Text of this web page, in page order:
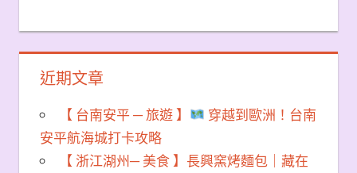
近期文章
【 台南安平 ─ 旅遊 】
穿越到歐洲！台南
安平航海城打卡攻略
【 浙江湖州─ 美食 】長興窯烤麵包｜藏在